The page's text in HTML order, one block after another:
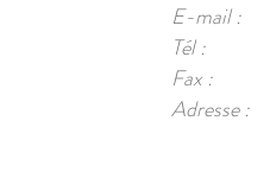
E-mail :
Tél :
Fax :
Adresse :